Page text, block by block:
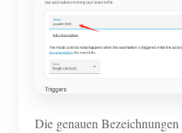
Die genauen